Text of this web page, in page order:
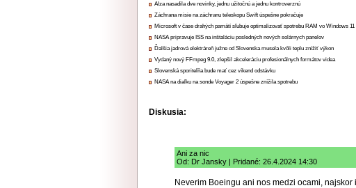
Alza nasadila dve novinky, jednu užitočnú a jednu kontroverznú
Záchrana misie na záchranu teleskopu Swift úspešne pokračuje
Microsoft v čase drahých pamätí sľubuje optimalizovať spotrebu RAM vo Windows 11
NASA pripravuje ISS na inštaláciu posledných nových solárnych panelov
Ďalšia jadrová elektráreň južne od Slovenska musela kvôli teplu znížiť výkon
Vydaný nový FFmpeg 9.0, zlepšil akceleráciu profesionálnych formátov videa
Slovenská sporiteľňa bude mať cez víkend odstávku
NASA na diaľku na sonde Voyager 2 úspešne znížila spotrebu
Diskusia:
Ani za nic
Od: Dr Jansky | Pridané: 26.4.2024 14:30
Neverim Boeingu ani nos medzi ocami,